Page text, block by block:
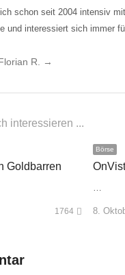
schon seit 2004 intensiv
und interessiert sich immer
R. →
interessieren ...
Goldbarren
1764
Börse
…
8.